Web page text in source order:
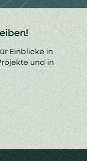
Einblicke in
und in